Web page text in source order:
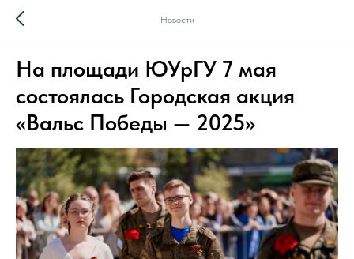
Новости
На площади ЮУрГУ 7 мая
состоялась Городская акция
«Вальс Победы — 2025»